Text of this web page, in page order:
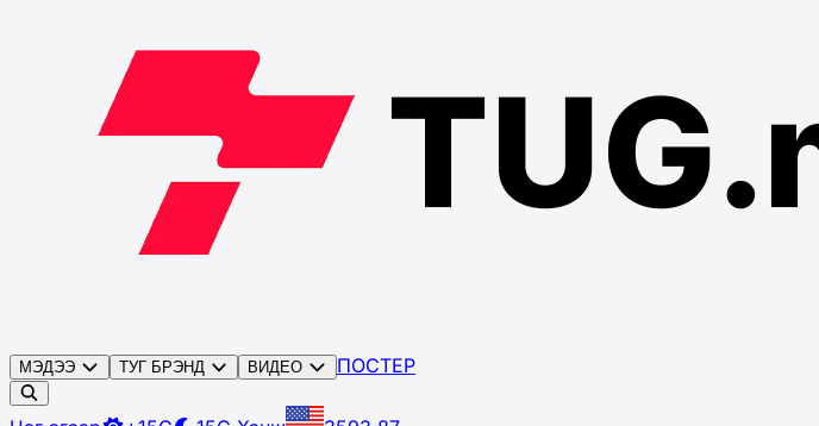
МЭДЭЭ ТУГ БРЭНД ВИДЕО ПОСТЕР